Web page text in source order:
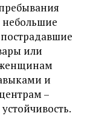
небольшие
или
женщинам
и
–